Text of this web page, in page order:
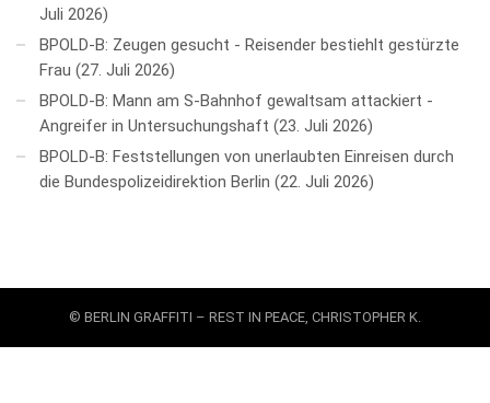
Juli 2026
BPOLD-B: Zeugen gesucht - Reisender bestiehlt gestürzte
Frau 27. Juli 2026
BPOLD-B: Mann am S-Bahnhof gewaltsam attackiert -
Angreifer in Untersuchungshaft 23. Juli 2026
BPOLD-B: Feststellungen von unerlaubten Einreisen durch
die Bundespolizeidirektion Berlin 22. Juli 2026
© BERLIN GRAFFITI – REST IN PEACE, CHRISTOPHER K.